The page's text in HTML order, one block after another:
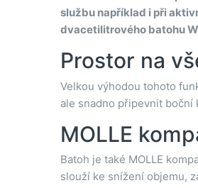
službu například i při
dvacetilitrového batohu
Prostor na
Velkou výhodou tohoto
ale snadno připevnit boční
MOLLE
Batoh je také MOLLE
slouží ke snížení objemu,